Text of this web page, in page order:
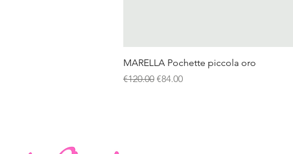
MARELLA Pochette piccola oro
Regular Price
€120.00 Sale Price
€84.00